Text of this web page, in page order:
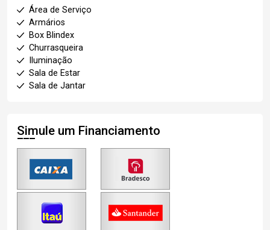
Área de Serviço
Armários
Box Blindex
Churrasqueira
Iluminação
Sala de Estar
Sala de Jantar
Simule um Financiamento